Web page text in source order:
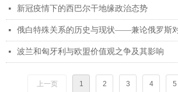
넷 新冠疫情下的西巴尔干地缘政治态势
넷
넷 波兰和匈牙利与欧盟价值观之争及其影响
上一页 1 2 3 4 5